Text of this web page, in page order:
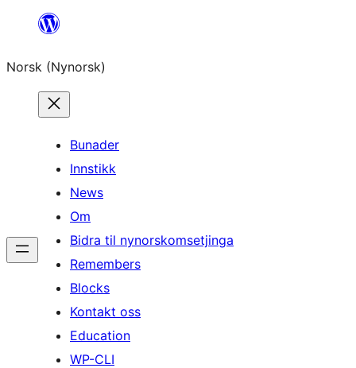
content
Norsk (Nynorsk)
Bunader
Innstikk
News
Om
Bidra til nynorskomsetjinga
Remembers
Blocks
Kontakt oss
Education
WP-CLI